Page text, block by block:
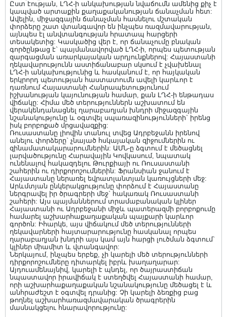
Ըստ էության, ԼՂՀ-ի անկախության նվաճումն ամենից քիչ է
կապված արտաքին քաղաքականության ճանաչման հետ:
Ավելին, միջազգային ճանաչման հասնելու մշտական
փորձերը շատ վտանգավոր են ինչպես ռազմավարության,
այնպես էլ անվտանգության հրատապ հարցերի
տեսակետից: Կասկածից վեր է, որ ճանաչումը բնական
գործընթաց է` պայմանավորված ԼՂՀ-ի, որպես պետության
զարգացման առարկայական արդյունքներով: Հայաստանի
ղեկավարությունն աստիճանաբար սկսում է չվախենալ
ԼՂՀ-ի անկախությունից և հասկանում է, որ հայկական
երկրորդ պետության հաստատումն ավելի կարևոր է
դառնում Հայաստանի Հանրապետությունում
իշխանության կայունության համար, քան ԼՂՀ-ի ենթադաս
վիճակը: Հիմա մեծ տերություններն աշխատում են
վերակենդանացնել ղարաբաղյան խնդրի միջազգային
նշանակությունը և օգտվել սպառազինությունների` իրենց
իսկ բորբոքած մրցավազքից:
Ռուսաստանը լիովին տանուլ տվեց Ադրբեջանն իրենով
անելու փորձերը` չնայած հսկայական զիջումներին ու
զինամատակարարումներին: ԱՄՆ-ը ձգտում է մեծացնել
լարվածությունը Հարավային Կովկասում, նպատակ
ունենալով հակազդելու Թուրքիայի ու Ռուսաստանի
շահերին ու դիրքորոշումներին: Ֆրանսիան ջանում է
Հայաստանը ներառել եվրատլանտյան կառույցների մեջ:
Արևմտյան ընկերակցությունը փորձում է Հայաստանը
ներգրավել իր ծրագրերի մեջ` հակառակ Ռուսաստանի
շահերի: Այս պայմաններում տրամաբանական կլիներ
Հայաստանի ու Ադրբեջանի միջև պատերազմի բորբոքումը
համարել աշխարհաքաղաքական պայքարի կարևոր
գործոն: Իհարկե, այս վիճակում մեծ տերությունների
ղեկավարների հայտարարությունը հասկանալ որպես
ղարաբաղյան խնդրի այս կամ այն հարցի լուծման ձգտում`
կլիներ միամիտ և վտանգավոր:
Ներկայում, ինչպես երբեք, չի կարելի մեծ տերությունների
դիրքորոշումները դիտարկել իբրև խաղաղարար:
Այդուամենայնիվ, կարելի է պնդել, որ ծայրաստիճան
նպաստավոր իրավիճակ է ստեղծվել Հայաստանի համար,
որի աշխարհաքաղաքական նշանակությունը մեծացել է և
անհրաժեշտ է օգտվել դրանից: Չի կարելի ձեռքից բաց
թողնել աշխարհառազմավարական ծրագրերին
մասնակցելու հնարավորությունը: